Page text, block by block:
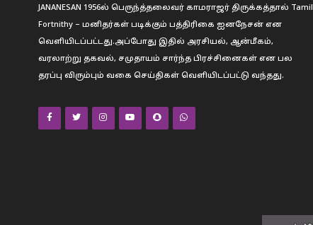
JANANESAN 1956ல் பெருந்த்தலைவர் காமராஜர் திருக்கத்தால் Tamil
Fortnithy – மனிதர்கள் படிக்கும் பத்திரிகை ஐனநேசன் என
வெளியிடப்பட்டது.அப்போது இதில் அரசியல், ஆன்மீகம்,
வரலாற்று தகவல், சமுதாயம் சார்ந்த பிரச்சினைகள் என பல
தரப்பு விரும்பும் வகை செய்திகள் வெளியிடப்பட்டு வந்தது.